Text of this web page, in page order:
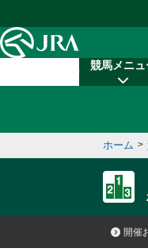
競馬メニュ
ホーム >
開催